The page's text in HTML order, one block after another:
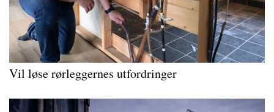
Vil løse rørleggernes utfordringer